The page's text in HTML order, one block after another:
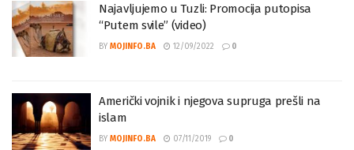
Najavljujemo u Tuzli: Promocija putopisa
“Putem svile” (video)
BY MOJINFO.BA 12/09/2022 0
Američki vojnik i njegova supruga prešli na
islam
BY MOJINFO.BA 07/11/2019 0